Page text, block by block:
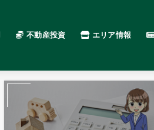
不動産投資 エリア情報